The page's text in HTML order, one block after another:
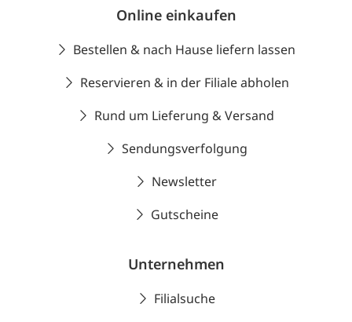
Online einkaufen
Bestellen & nach Hause liefern lassen
Reservieren & in der Filiale abholen
Rund um Lieferung & Versand
Sendungsverfolgung
Newsletter
Gutscheine
Unternehmen
Filialsuche